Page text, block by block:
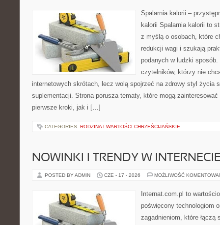
Spalarnia kalorii –
kalorii Spalarnia kalorii to
z myślą o osobach, które
redukcji wagi i szukają
podanych w ludzki sposób.
czytelników, którzy nie
internetowych skrótach, lecz wolą spojrzeć na zdrowy styl życia
suplementacji. Strona porusza tematy, które mogą
pierwsze kroki, jak i […]
CATEGORIES: RODZINA I WARTOŚCI CHRZEŚCIJAŃSKIE
NOWINKI I TRENDY W
POSTED BY ADMIN CZE - 17 - 2026 MOŻLIWOŚĆ
Internat.com.pl to
poświęcony technologiom
zagadnieniom, które łączą